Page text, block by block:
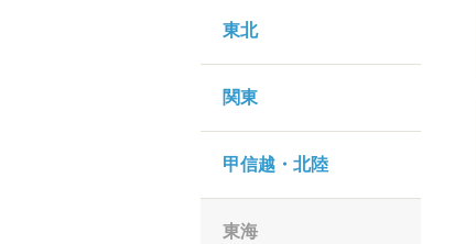
東北
関東
甲信越・北陸
東海